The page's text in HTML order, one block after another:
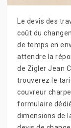
Le devis des
coût du
de temps en
attendre la
de Zigler Jean
trouverez le
couvreur
formulaire
dimensions de